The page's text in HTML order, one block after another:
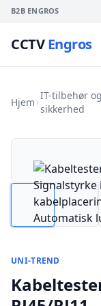
B2B ENGROS
CCTVEngros
Hjem
IT-tilbehør og
sikkerhed
UNI-TREND